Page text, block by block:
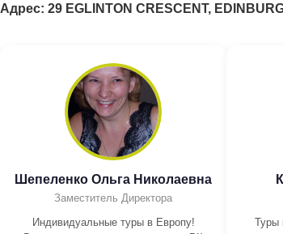
Адрес: 29 EGLINTON CRESCENT,
Шепеленко Ольга Николаевна
Заместитель Директора
Индивидуальные туры в Европу!
Туры